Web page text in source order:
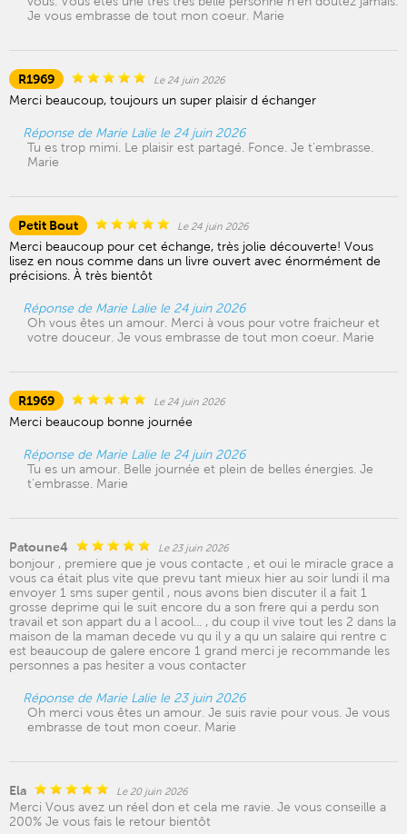
Je vous embrasse de tout mon coeur. Marie
R1969 Le 24 juin 2026
Merci beaucoup, toujours un super plaisir d échanger
Réponse de Marie Lalie le 24 juin 2026
Tu es trop mimi. Le plaisir est partagé. Fonce. Je t'embrasse.
Marie
Petit Bout Le 24 juin 2026
Merci beaucoup pour cet échange, très jolie découverte! Vous
lisez en nous comme dans un livre ouvert avec énormément de
précisions. À très bientôt
Réponse de Marie Lalie le 24 juin 2026
Oh vous êtes un amour. Merci à vous pour votre fraicheur et
votre douceur. Je vous embrasse de tout mon coeur. Marie
R1969 Le 24 juin 2026
Merci beaucoup bonne journée
Réponse de Marie Lalie le 24 juin 2026
Tu es un amour. Belle journée et plein de belles énergies. Je
t'embrasse. Marie
Patoune4 Le 23 juin 2026
bonjour , premiere que je vous contacte , et oui le miracle grace a
vous ca était plus vite que prevu tant mieux hier au soir lundi il ma
envoyer 1 sms super gentil , nous avons bien discuter il a fait 1
grosse deprime qui le suit encore du a son frere qui a perdu son
travail et son appart du a l acool... , du coup il vive tout les 2 dans la
maison de la maman decede vu qu il y a qu un salaire qui rentre c
est beaucoup de galere encore 1 grand merci je recommande les
personnes a pas hesiter a vous contacter
Réponse de Marie Lalie le 23 juin 2026
Oh merci vous êtes un amour. Je suis ravie pour vous. Je vous
embrasse de tout mon coeur. Marie
Ela Le 20 juin 2026
Merci Vous avez un réel don et cela me ravie. Je vous conseille a
200% Je vous fais le retour bientôt